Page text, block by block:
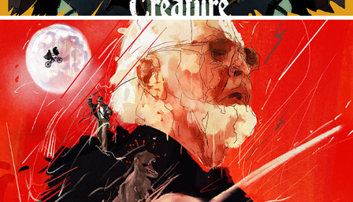
MUSIC BY JOHN WILLIAMS